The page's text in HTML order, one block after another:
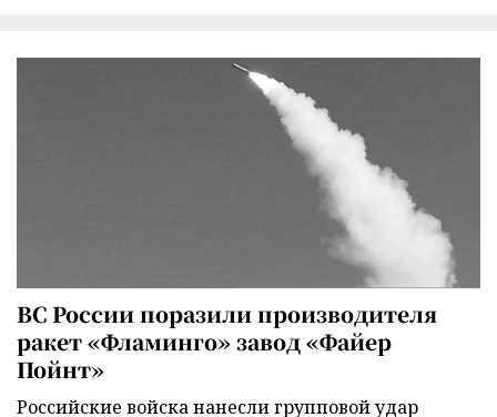
ВС России поразили производителя
ракет «Фламинго» завод «Файер
Пойнт»
Российские войска нанесли групповой удар